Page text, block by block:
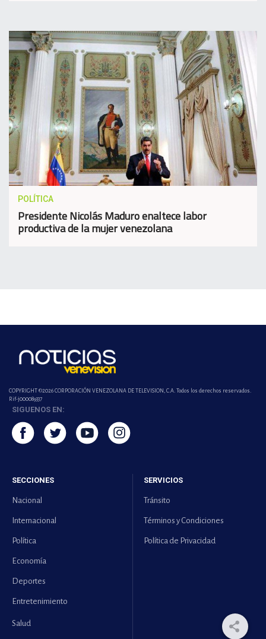
POLÍTICA
Presidente Nicolás Maduro enaltece labor
productiva de la mujer venezolana
COPYRIGHT ©2026 CORPORACIÓN VENEZOLANA DE TELEVISION, C.A. Todos los derechos reservados.
Rif-j000089337
SIGUENOS EN:
SECCIONES
Nacional
Internacional
Política
Economía
Deportes
Entretenimiento
Salud
SERVICIOS
Tránsito
Términos y Condiciones
Política de Privacidad